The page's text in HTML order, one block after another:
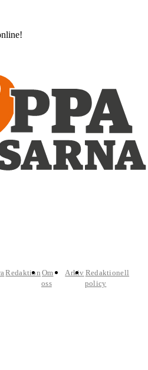
Redaktion Om
oss
Arkiv Redaktionell
policy